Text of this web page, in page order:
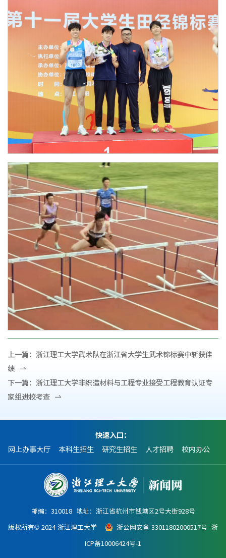
上一篇： 浙江理工大学武术队在浙江省大学生武术锦标赛中斩获佳
绩
下一篇： 浙江理工大学非织造材料与工程专业接受工程教育认证专
家组进校考查
快速入口：
网上办事大厅
本科生招生 研究生招生 人才招聘 校内办公
邮编：310018 地址：浙江省杭州市钱塘区2号大街928号
版权所有© 2024 浙江理工大学
浙公网安备 33011802000517号 浙
ICP备10006424号-1